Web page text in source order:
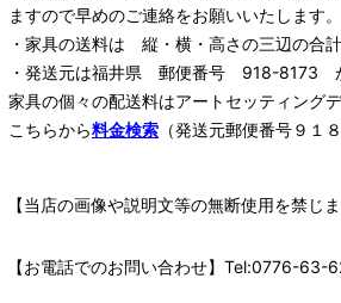
ますので早めのご連絡をお願いいたします。
・家具の送料は 縦・横・高さの三辺の合
・発送元は福井県 郵便番号 918-8173
家具の個々の配送料はアートセッティング
こちらから料金検索 （発送元郵便番号９１
【当店の画像や説明文等の無断使用を禁じま
【お電話でのお問い合わせ】Tel:0776-